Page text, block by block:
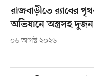
রাজবাড়ীতে র‍্যাবের
অভিযানে অস্ত্রসহ
০৬ আগস্ট ২০২৬